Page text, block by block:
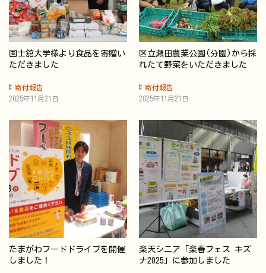
国士舘大学様より食品を寄贈い
ただきました
寄付報告
2025年11月21日
区立瀬田農業公園(分園)から採
れたて野菜をいただきました
寄付報告
2025年11月21日
たまがわフードドライブを開催
しました！
楽天シニア「楽春フェス キズ
ナ2025」に参加しました